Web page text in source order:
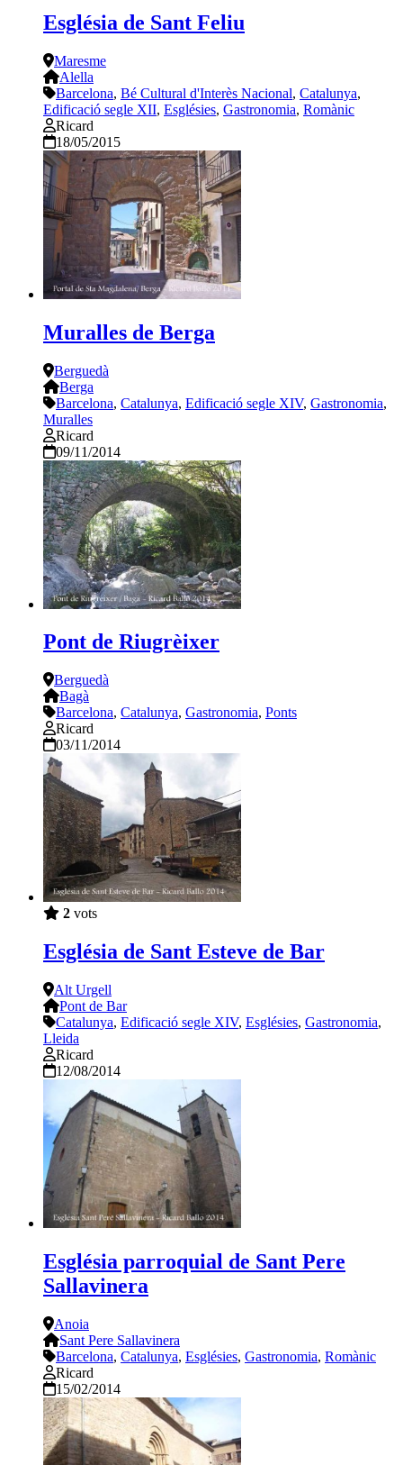
Església de Sant Feliu
Maresme
Alella
Barcelona, Bé Cultural d'Interès Nacional, Catalunya,
Edificació segle XII, Esglésies, Gastronomia, Romànic
Ricard
18/05/2015
Muralles de Berga
Berguedà
Berga
Barcelona, Catalunya, Edificació segle XIV, Gastronomia,
Muralles
Ricard
09/11/2014
Pont de Riugrèixer
Berguedà
Bagà
Barcelona, Catalunya, Gastronomia, Ponts
Ricard
03/11/2014
2 vots
Església de Sant Esteve de Bar
Alt Urgell
Pont de Bar
Catalunya, Edificació segle XIV, Esglésies, Gastronomia,
Lleida
Ricard
12/08/2014
Església parroquial de Sant Pere
Sallavinera
Anoia
Sant Pere Sallavinera
Barcelona, Catalunya, Esglésies, Gastronomia, Romànic
Ricard
15/02/2014